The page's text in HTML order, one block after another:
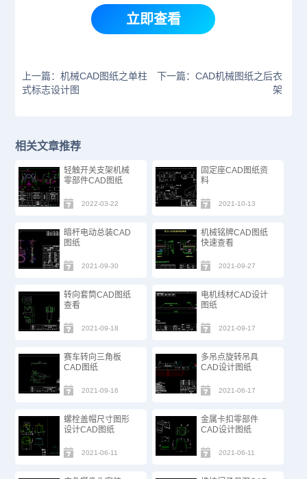
立即查看
上一篇：机械CAD图纸之单柱
式标志设计图
下一篇：CAD机械图纸之后衣
架
相关文章推荐
轻触开关支架机械
零部件CAD图纸
2022-03-22
固定座CAD图纸资
料
2021-10-13
暗杆电动总装CAD
图纸
2021-09-30
机械铭牌CAD图纸
快速查看
2021-09-27
转向套筒CAD图纸
查看
2021-09-18
电机线材CAD设计
图纸
2021-09-17
赛车转向三角板
CAD图纸
2021-09-16
多吊点旋转吊具
CAD设计图纸​
2021-06-17
螺栓盖帽尺寸图形
设计CAD图纸​
2021-06-11
金属卡扣零部件
CAD设计图纸​
2021-06-11